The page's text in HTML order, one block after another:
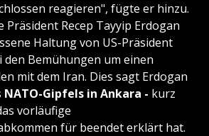
reagieren", fügte er hinzu.
Präsident Recep Tayyip Erdogan
Haltung von US-Präsident
Bemühungen um einen
mit dem Iran. Dies sagt Erdogan
NATO-Gipfels in Ankara - kurz
vorläufige
für beendet erklärt hat.